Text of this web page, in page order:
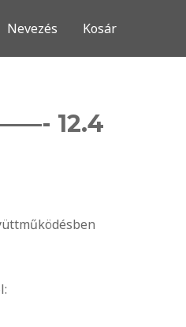
Nevezés Kosár
12.4